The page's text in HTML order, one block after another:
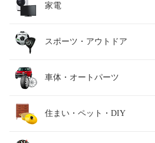
インナー・下着・ナイトウェ
バッグ・小物・ブランド雑貨
靴
腕時計
ビール・洋酒
ワイン
日本酒・焼酎
医薬品・コンタクト・介護
キッズ・ベビー・マタニティ
おもちゃ
家電
家電
TV・オーディオ・カメラ
スマートフォン・タブレット
スポーツ・アウトドア
スポーツ・アウトドア
ゴルフ
車体・オートパーツ
車用品・バイク用品
住まい・ペット・DIY